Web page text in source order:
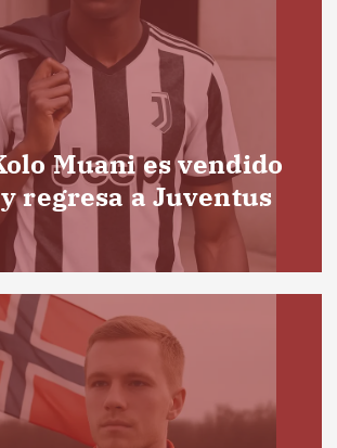
Muani es vendido
regresa a Juventus